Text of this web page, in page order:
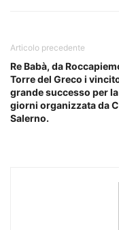
Articolo precedente
Re Babà, da
Torre del Greco i
grande successo per
giorni organizzata da
Salerno.